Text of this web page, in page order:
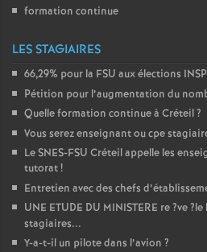
formation continue
LES STAGIAIRES
66,29% pour la FSU aux élections
Pétition pour l’augmentation du
Quelle formation continue à Créteil?
Vous serez enseignant ou cpe
LeSNES-FSU Créteil appelle les
tutorat!
Entretien avec des chefs
UNE ETUDE DU MINISTERE re?ve?le
stagiaires...
Y-a-t-il un pilote dans l’avion ?